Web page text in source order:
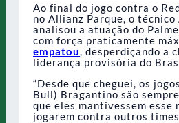
Ao final do jogo contra o
no Allianz Parque, o
analisou a atuação do
com força praticamente
empatou, desperdiçando a
liderança provisória do
“Desde que cheguei, os
Bull) Bragantino são
que eles mantivessem esse
jogarem contra outros